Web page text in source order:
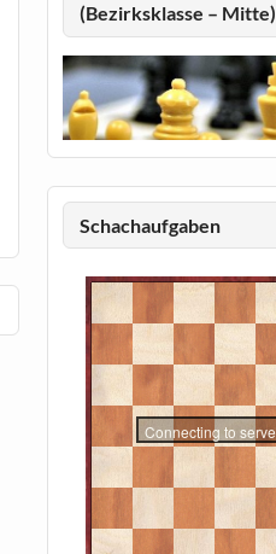
(Bezirksklasse – Mitte)
Schachaufgaben